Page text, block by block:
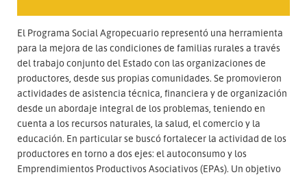
El Programa Social Agropecuario representó una herramienta
para la mejora de las condiciones de familias rurales a través
del trabajo conjunto del Estado con las organizaciones de
productores, desde sus propias comunidades. Se promovieron
actividades de asistencia técnica, financiera y de organización
desde un abordaje integral de los problemas, teniendo en
cuenta a los recursos naturales, la salud, el comercio y la
educación. En particular se buscó fortalecer la actividad de los
productores en torno a dos ejes: el autoconsumo y los
Emprendimientos Productivos Asociativos (EPAs). Un objetivo